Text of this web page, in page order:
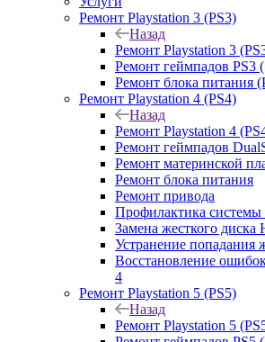
Ремонт Playstation 3 (PS3)
Назад
Ремонт Playstation 3
Ремонт геймпадов PS3
Ремонт блока питания
Ремонт Playstation 4 (PS4)
Назад
Ремонт Playstation 4
Ремонт геймпадов
Ремонт материнской
Ремонт блока питания
Ремонт привода
Профилактика системы
Замена жесткого диска
Устранение попадания
Восстановление
4
Ремонт Playstation 5 (PS5)
Назад
Ремонт Playstation 5